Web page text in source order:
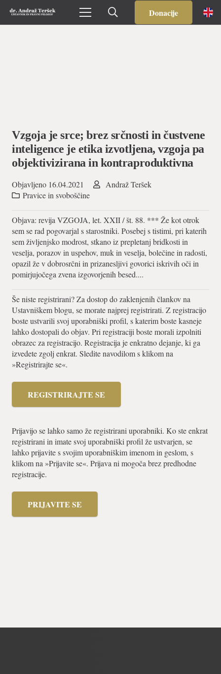
Donacije
Vzgoja je srce; brez srčnosti in čustvene
inteligence je etika izvotljena, vzgoja pa
objektivizirana in kontraproduktivna
Objavljeno 16.04.2021
Andraž Teršek
Pravice in svoboščine
Objava: revija VZGOJA, let. XXII / št. 88. *** Že kot otrok
sem se rad pogovarjal s starostniki. Posebej s tistimi, pri katerih
sem življenjsko modrost, stkano iz prepletanj bridkosti in
veselja, porazov in uspehov, muk in veselja, bolečine in radosti,
opazil že v dobrosrčni in prizanesljivi govorici iskrivih oči in
pomirjujočega zvena izgovorjenih besed....
Še niste registrirani? Za dostop do zaklenjenih člankov na
Ustavniškem blogu, se morate najprej registrirati. Z registracijo
boste ustvarili svoj uporabniški profil, s katerim boste kasneje
lahko dostopali do objav. Pri registraciji boste morali izpolniti
obrazec za registracijo. Registracija je enkratno dejanje, ki ga
izvedete zgolj enkrat. Sledite navodilom s klikom na
»Registrirajte se«.
REGISTRIRAJTE SE
Prijavijo se lahko samo že registrirani uporabniki. Ko ste enkrat
registrirani in imate svoj uporabniški profil že ustvarjen, se
lahko prijavite s svojim uporabniškim imenom in geslom, s
klikom na »Prijavite se«. Prijava ni mogoča brez predhodne
registracije.
PRIJAVITE SE